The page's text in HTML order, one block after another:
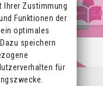
ZUR ANFRAGE
Ihrer Zustimmung
Funktionen der
optimales
speichern
für